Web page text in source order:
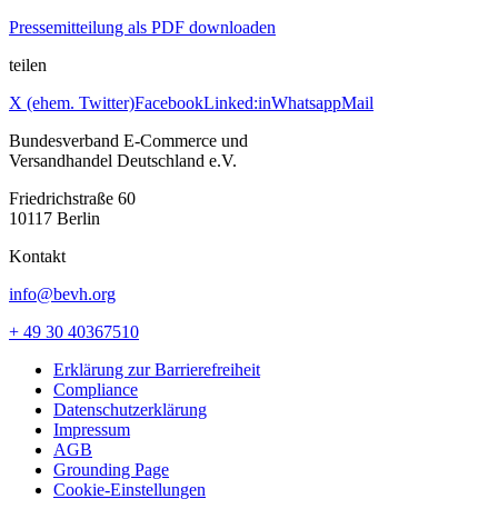
Pressemitteilung als PDF downloaden
teilen
X (ehem. Twitter)FacebookLinked:inWhatsappMail
Bundesverband E-Commerce und
Versandhandel Deutschland e.V.
Friedrichstraße 60
10117 Berlin
Kontakt
info@bevh.org
+ 49 30 40367510
Erklärung zur Barrierefreiheit
Compliance
Datenschutzerklärung
Impressum
AGB
Grounding Page
Cookie-Einstellungen